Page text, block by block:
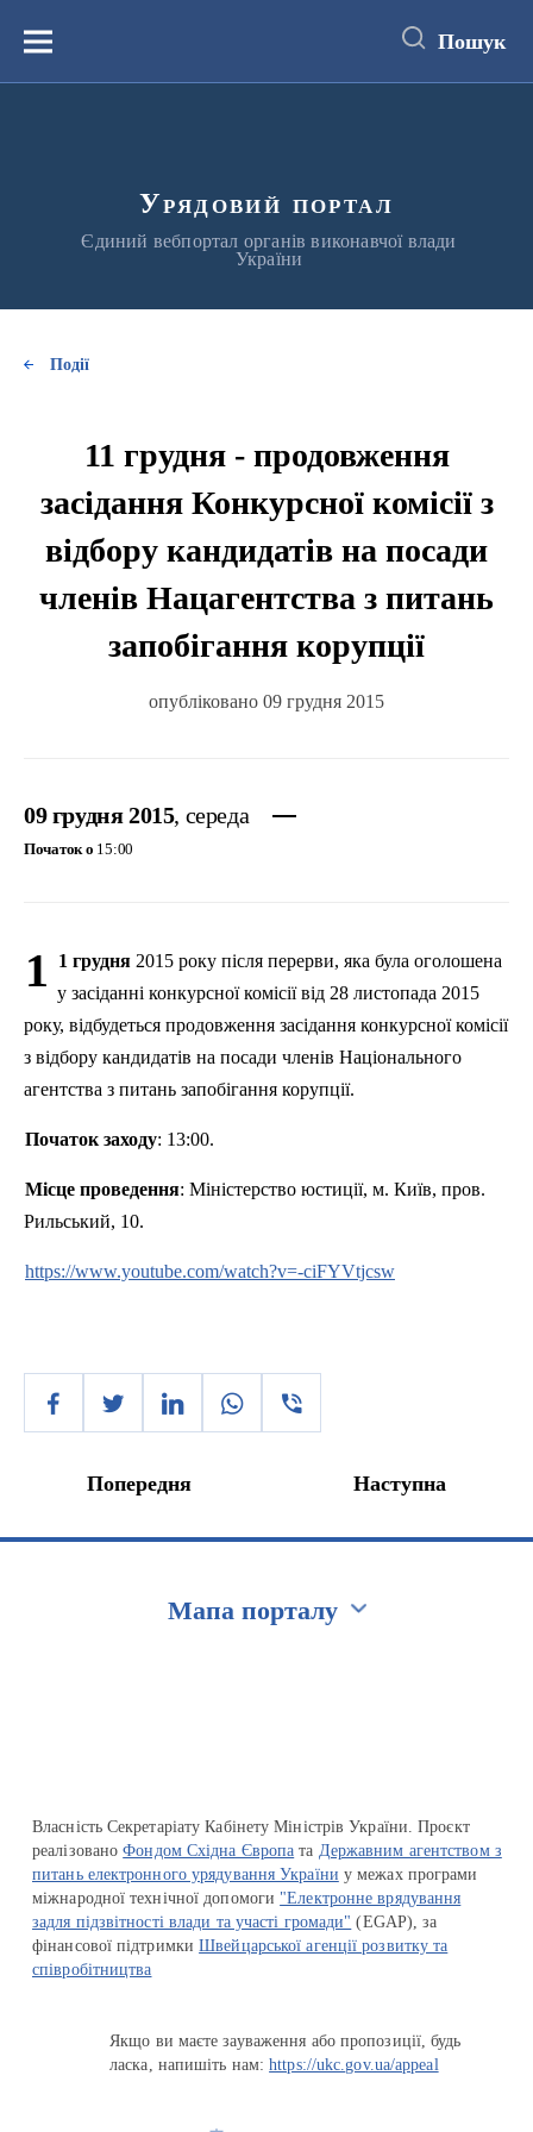
вмістуМеню Пошук
Урядовий портал
Єдиний вебпортал органів виконавчої влади
України
Події
11 грудня - продовження
засідання Конкурсної комісії з
відбору кандидатів на посади
членів Нацагентства з питань
запобігання корупції
опубліковано 09 грудня 2015
09 грудня 2015, середа
Початок о 15:00
1 1 грудня 2015 року після перерви, яка була оголошена
у засіданні конкурсної комісії від 28 листопада 2015
року, відбудеться продовження засідання конкурсної комісії
з відбору кандидатів на посади членів Національного
агентства з питань запобігання корупції.
Початок заходу: 13:00.
Місце проведення: Міністерство юстиції, м. Київ, пров.
Рильський, 10.
https://www.youtube.com/watch?v=-ciFYVtjcsw
Попередня Наступна
Мапа порталу
Власність Секретаріату Кабінету Міністрів України. Проєкт
реалізованоФондом Східна Європа та Державним агентством з
питань електронного урядування України у межах програми
міжнародної технічної допомоги "Електронне врядування
задля підзвітності влади та участі громади" (EGAP), за
фінансової підтримкиШвейцарської агенції розвитку та
співробітництва
Якщо ви маєте зауваження або пропозиції, будь
ласка, напишіть нам:https://ukc.gov.ua/appeal